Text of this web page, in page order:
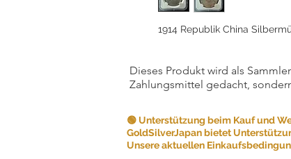
1914 Republik China
Dieses Produkt wird als
Zahlungsmittel gedacht,
🟢 Unterstützung beim Kauf und
GoldSilverJapan bietet
Unsere aktuellen